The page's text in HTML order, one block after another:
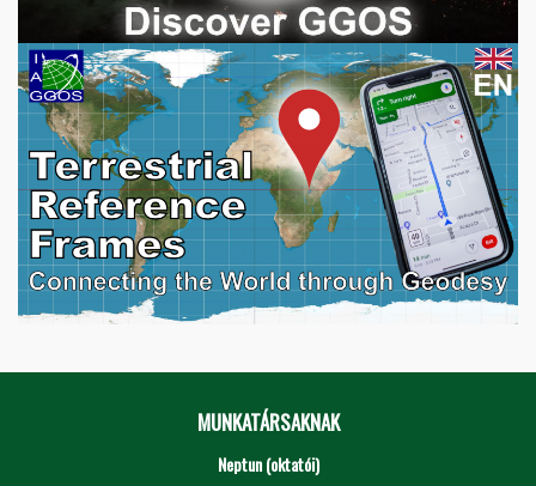
MUNKATÁRSAKNAK
Neptun (oktatói)